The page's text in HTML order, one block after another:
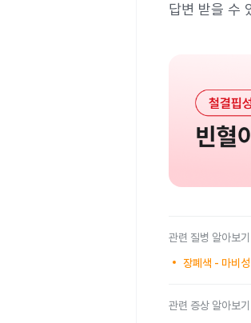
답변 받을 수
관련 질병 알아보기
장폐색 - 마비
관련 증상 알아보기